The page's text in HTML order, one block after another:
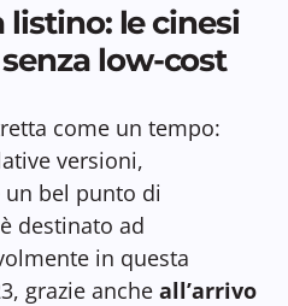
listino: le cinesi
low-cost
come un tempo:
versioni,
bel punto di
destinato ad
in questa
grazie anche all’arrivo